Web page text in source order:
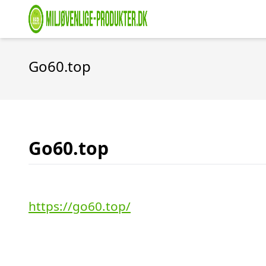
Go60.top
Go60.top
https://go60.top/